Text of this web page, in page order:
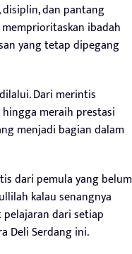
dan pantang
ibadah
yang tetap dipegang
Dari merintis
meraih prestasi
menjadi bagian dalam
dari pemula yang belum
kalau senangnya
dari setiap
Deli Serdang ini.